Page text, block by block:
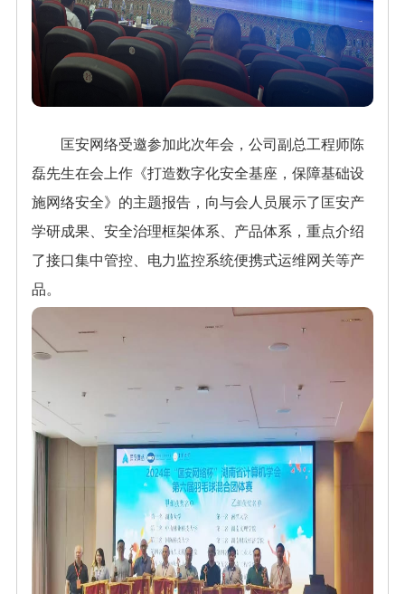
匡安网络受邀参加此次年会，公司副总工程师陈
磊先生在会上作《打造数字化安全基座，保障基础设
施网络安全》的主题报告，向与会人员展示了匡安产
学研成果、安全治理框架体系、产品体系，重点介绍
了接口集中管控、电力监控系统便携式运维网关等产
品。